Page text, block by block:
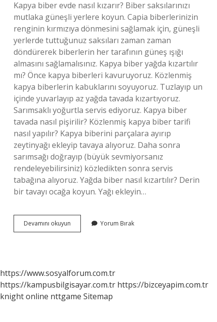
Kapya biber evde nasıl kızarır? Biber saksılarınızı
mutlaka güneşli yerlere koyun. Capia biberlerinizin
renginin kırmızıya dönmesini sağlamak için, güneşli
yerlerde tuttuğunuz saksıları zaman zaman
döndürerek biberlerin her tarafının güneş ışığı
almasını sağlamalısınız. Kapya biber yağda kızartılır
mı? Önce kapya biberleri kavuruyoruz. Közlenmiş
kapya biberlerin kabuklarını soyuyoruz. Tuzlayıp un
içinde yuvarlayıp az yağda tavada kızartıyoruz.
Sarımsaklı yoğurtla servis ediyoruz. Kapya biber
tavada nasıl pişirilir? Közlenmiş kapya biber tarifi
nasıl yapılır? Kapya biberini parçalara ayırıp
zeytinyağı ekleyip tavaya alıyoruz. Daha sonra
sarımsağı doğrayıp (büyük sevmiyorsanız
rendeleyebilirsiniz) közledikten sonra servis
tabağına alıyoruz. Yağda biber nasıl kızartılır? Derin
bir tavayı ocağa koyun. Yağı ekleyin…
Devamını okuyun
Biber
Yorum Bırak
https://www.sosyalforum.com.tr
https://kampusbilgisayar.com.tr https://bizceyapim.com.tr
knight online nttgame Sitemap